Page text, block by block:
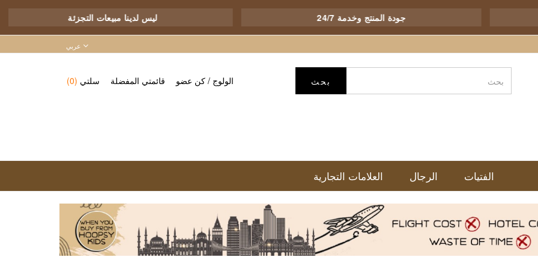
جودة المنتج وخدمة 24/7 ليس لدينا مبيعات التجزئة
عربي
بحث الولوج / كن عضو قائمتي المفضلة سلتي (0)
الفتيات الرجال العلامات التجارية